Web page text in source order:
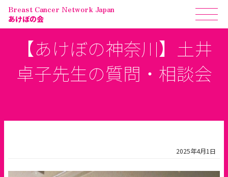
Breast Cancer Network Japan
あけぼの会
【あけぼの神奈川】土井
卓子先生の質問・相談会
2025年4月1日